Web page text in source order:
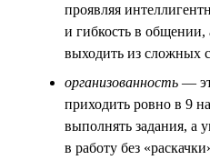
проявляя
и гибкость в общении,
выходить из сложных
организованность —
приходить ровно в 9
выполнять задания, а
в работу без